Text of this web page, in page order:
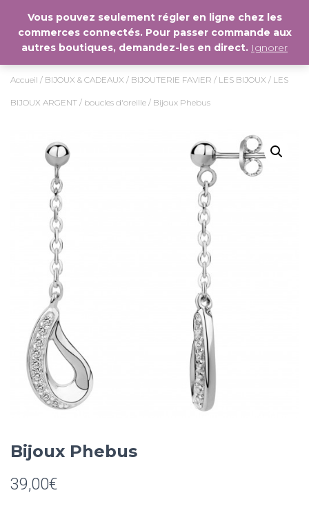
D
É
Accueil / BIJOUX & CADEAUX / BIJOUTERIE FAVIER / LES BIJOUX / LES
BIJOUX ARGENT / boucles d'oreille / Bijoux Phebus
Bijoux Phebus
39,00€
Vous pouvez seulement régler en ligne chez les
commerces connectés. Pour passer commande aux
autres boutiques, demandez-les en direct. Ignorer